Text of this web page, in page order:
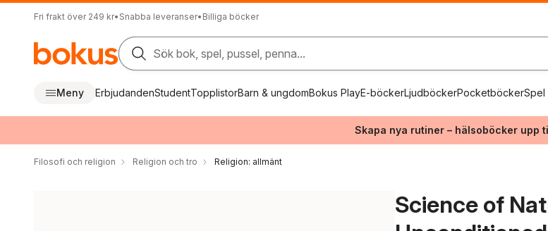
Fri frakt över 249 kr• Snabba leveranser• Billiga böcker
Sök bok, spel, pussel, penna...
Meny ErbjudandenStudentTopplistorBarn & ungdomBokus PlayE-böckerLjudböckerPocketböckerSpel
Skapa nya rutiner – hälsoböcker upp
Filosofi och religion Religion och tro Religion: allmänt
Science of